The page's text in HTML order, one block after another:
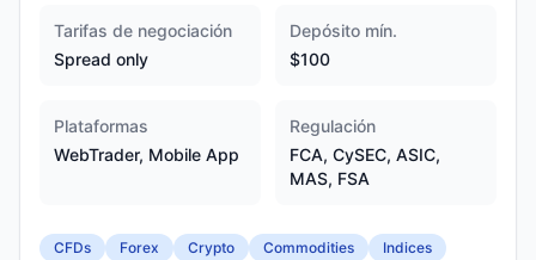
Tarifas de negociación
Spread only
Depósito mín.
$100
Plataformas
WebTrader, Mobile App
Regulación
FCA, CySEC, ASIC,
MAS, FSA
CFDs Forex Crypto Commodities Indices